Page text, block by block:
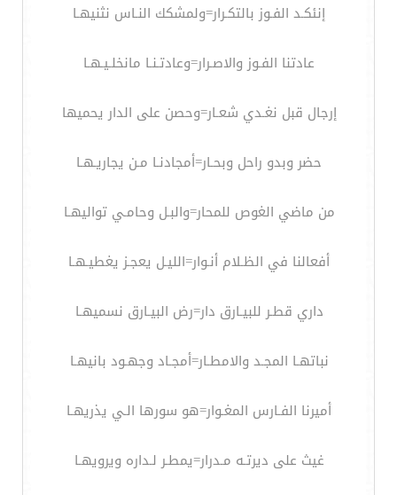
إنئكـد الفـوز بالتكـرار=ولمشكك النـاس نثنيهـا
عادتنا الفـوز والاصـرار=وعادتـنـا مانخلـيـهـا
إرجال قبل نغـدي شعـار=وحصن على الدار يحميها
حضر وبدو راحل وبحـار=أمجادنـا مـن يجاريـهـا
من ماضي الغوص للمحار=والبـل وحامـي تواليهـا
أفعالنا في الظـلام أنـوار=الليـل يعجـز يغطيـهـا
داري قطـر للبيـارق دار=رض البيـارق نسميهـا
نباتهـا المجـد والامطـار=أمجـاد وجهـود بانيهـا
أميرنا الفـارس المغـوار=هو سورها الـي يذريهـا
غيث على ديرتـه مـدرار=يمطـر لـداره ويرويهـا